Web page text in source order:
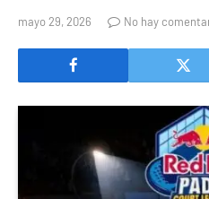
mayo 29, 2026 No hay